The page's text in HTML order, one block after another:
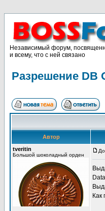
Независимый форум,
и всему, что с ней связано
Разрешение DB
Автор
tveritin
Большой шоколадный орден
Как